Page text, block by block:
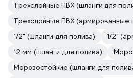
Трехслойные ПВХ (шланги для
Трехслойные ПВХ (армированные
1/2" (шланги для полива)
1/2"
12 мм (шланги для полива)
Морозостойкие (шланги для